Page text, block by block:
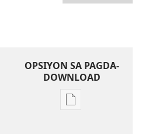
OPSIYON SA PAGDA-
DOWNLOAD
Opsiyon